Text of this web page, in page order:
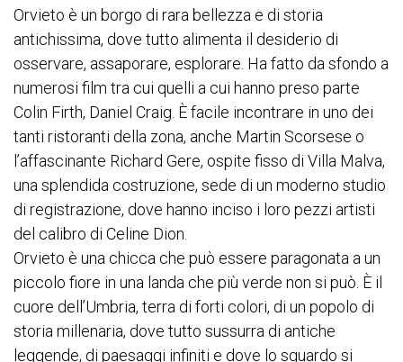
Orvieto è un borgo di rara bellezza e di storia
antichissima, dove tutto alimenta il desiderio di
osservare, assaporare, esplorare. Ha fatto da sfondo a
numerosi film tra cui quelli a cui hanno preso parte
Colin Firth, Daniel Craig. È facile incontrare in uno dei
tanti ristoranti della zona, anche Martin Scorsese o
l’affascinante Richard Gere, ospite fisso di Villa Malva,
una splendida costruzione, sede di un moderno studio
di registrazione, dove hanno inciso i loro pezzi artisti
del calibro di Celine Dion.
Orvieto è una chicca che può essere paragonata a un
piccolo fiore in una landa che più verde non si può. È il
cuore dell’Umbria, terra di forti colori, di un popolo di
storia millenaria, dove tutto sussurra di antiche
leggende, di paesaggi infiniti e dove lo sguardo si